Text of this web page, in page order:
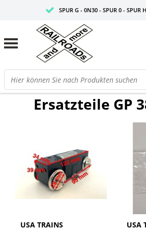
SPUR G - 0N30 - SPUR 0 - SPUR
FILTER
Ersatzteile GP
USA TRAINS
USA